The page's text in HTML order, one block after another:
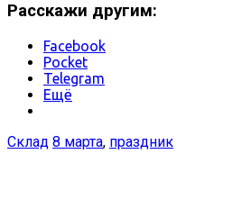
Расскажи другим:
Facebook
Pocket
Telegram
Ещё
Склад 8 марта, праздник